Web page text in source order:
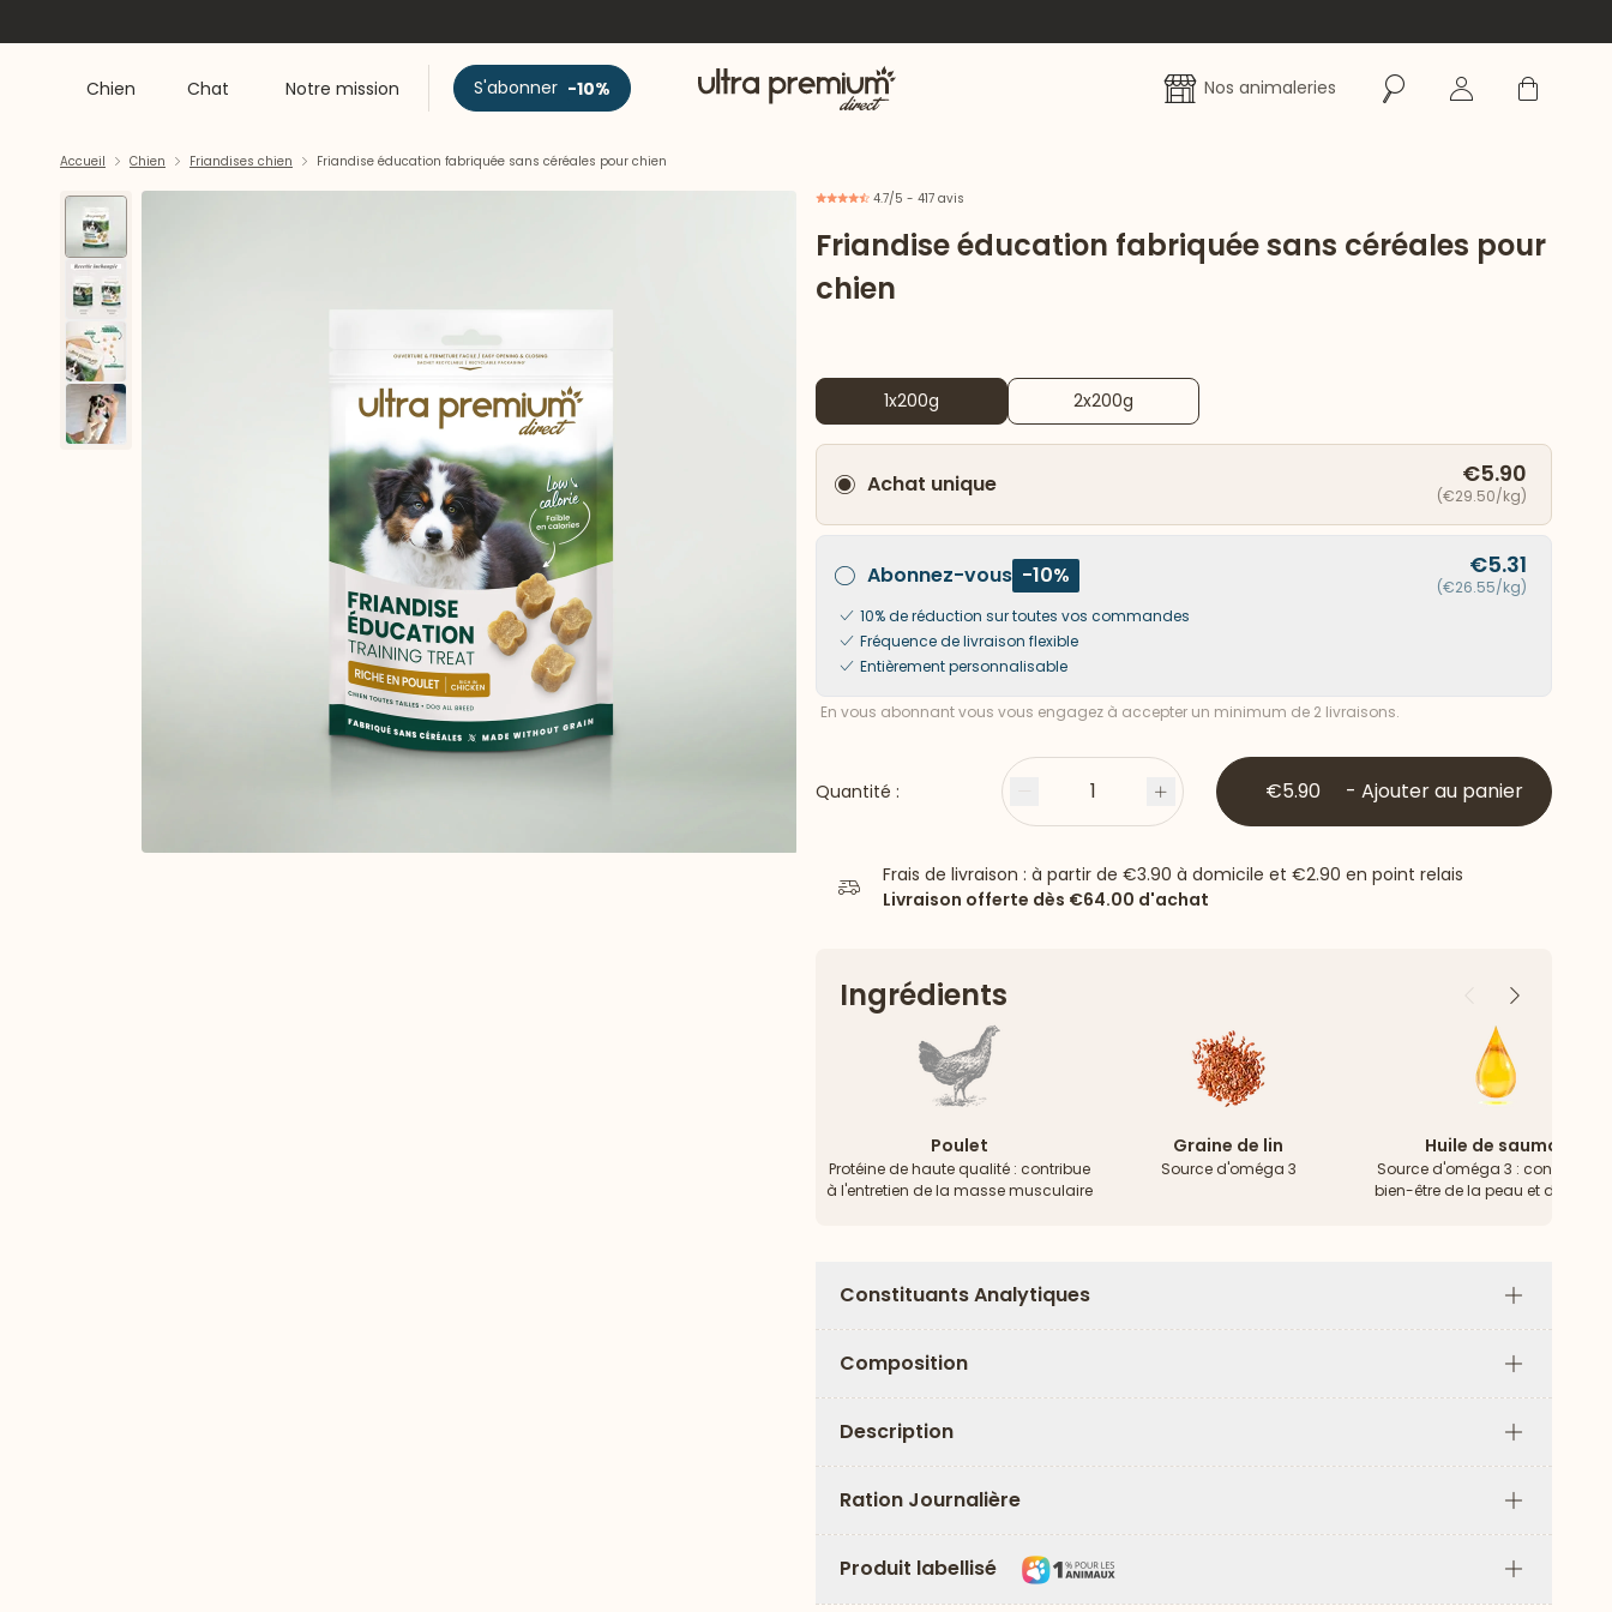
Chien Chat Notre mission S'abonner -10% Accueil Nos animaleries RechercherSe connecter
Panier
Accueil Chien Friandises chien Friandise éducation fabriquée sans céréales pour chien
4.7/5 - 417 avis
Friandise éducation fabriquée sans céréales pour
chien
1x200g 2x200g
Achat unique €5.90
(€29.50/kg)
Abonnez-vous -10% €5.31
(€26.55/kg)
10% de réduction sur toutes vos commandes
Fréquence de livraison flexible
Entièrement personnalisable
En vous abonnant vous vous engagez à accepter un minimum de 2 livraisons.
Quantité : Moins 1 Plus €5.90 - Ajouter au panier
Frais de livraison : à partir de €3.90 à domicile et €2.90 en point relais
Livraison offerte dès €64.00 d'achat
Ingrédients PrécédentSuivant
Poulet
Protéine de haute qualité : contribue
à l'entretien de la masse musculaire
Graine de lin
Source d'oméga 3
Huile de saumon
Source d'oméga 3 : contribue
bien-être de la peau et du
Constituants Analytiques
Plus
Composition
Plus
Description
Plus
Ration Journalière
Plus
Produit labellisé